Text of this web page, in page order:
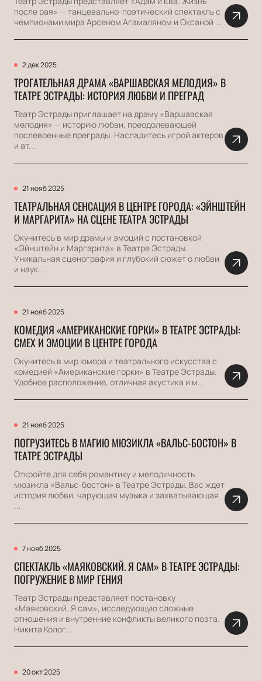
после рая» — танцевально-поэтический спектакль с
чемпионами мира Арсеном Агамаляном и Оксаной ...
2 дек 2025
ТРОГАТЕЛЬНАЯ ДРАМА «ВАРШАВСКАЯ МЕЛОДИЯ» В
ТЕАТРЕ ЭСТРАДЫ: ИСТОРИЯ ЛЮБВИ И ПРЕГРАД
Театр Эстрады приглашает на драму «Варшавская
мелодия» — историю любви, преодолевающей
послевоенные преграды. Насладитесь игрой актеров
и ат...
21 нояб 2025
ТЕАТРАЛЬНАЯ СЕНСАЦИЯ В ЦЕНТРЕ ГОРОДА: «ЭЙНШТЕЙН
И МАРГАРИТА» НА СЦЕНЕ ТЕАТРА ЭСТРАДЫ
Окунитесь в мир драмы и эмоций с постановкой
«Эйнштейн и Маргарита» в Театре Эстрады.
Уникальная сценография и глубокий сюжет о любви
и наук...
21 нояб 2025
КОМЕДИЯ «АМЕРИКАНСКИЕ ГОРКИ» В ТЕАТРЕ ЭСТРАДЫ:
СМЕХ И ЭМОЦИИ В ЦЕНТРЕ ГОРОДА
Окунитесь в мир юмора и театрального искусства с
комедией «Американские горки» в Театре Эстрады.
Удобное расположение, отличная акустика и м...
21 нояб 2025
ПОГРУЗИТЕСЬ В МАГИЮ МЮЗИКЛА «ВАЛЬС-БОСТОН» В
ТЕАТРЕ ЭСТРАДЫ
Откройте для себя романтику и мелодичность
мюзикла «Вальс-бостон» в Театре Эстрады. Вас ждет
история любви, чарующая музыка и захватывающая
7 нояб 2025
СПЕКТАКЛЬ «МАЯКОВСКИЙ. Я САМ» В ТЕАТРЕ ЭСТРАДЫ:
ПОГРУЖЕНИЕ В МИР ГЕНИЯ
Театр Эстрады представляет постановку
«Маяковский. Я сам», исследующую сложные
отношения и внутренние конфликты великого поэта.
Никита Колог...
20 окт 2025